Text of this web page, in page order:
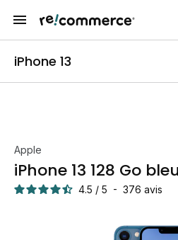
iPhone 13
Apple
iPhone 13 128 Go
4.5 / 5 - 376 avis